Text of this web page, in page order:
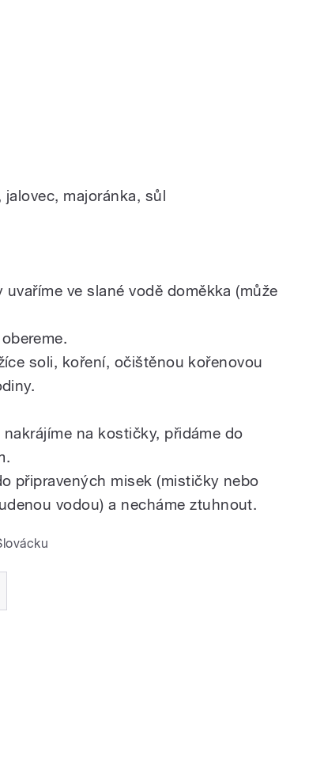
majoránka, sůl
ve slané vodě doměkka (může
soli, koření, očištěnou kořenovou
na kostičky, přidáme do
připravených misek (mističky nebo
vodou) a necháme ztuhnout.